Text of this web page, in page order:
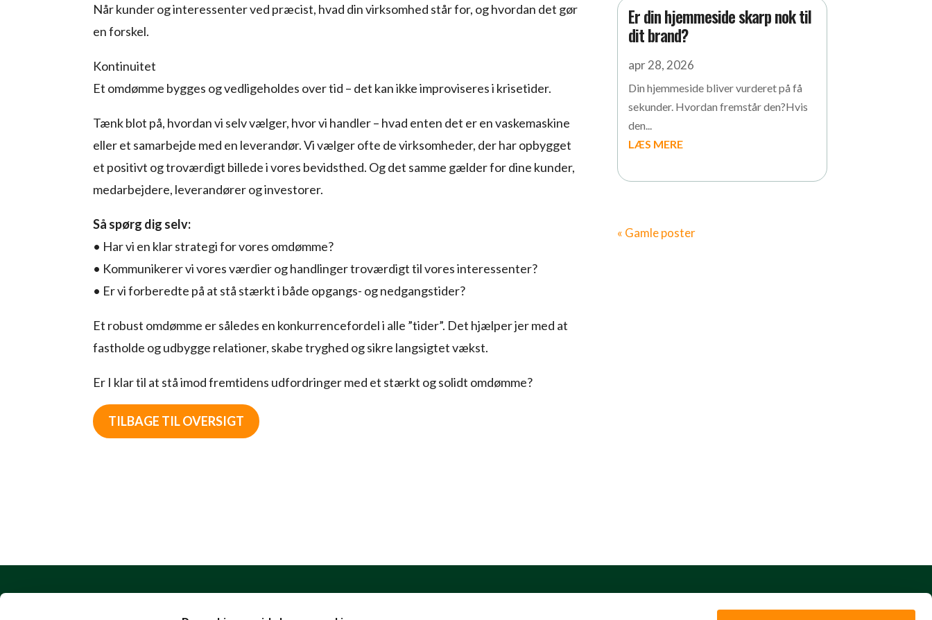
Når kunder og interessenter ved præcist, hvad din virksomhed står for, og hvordan det gør
en forskel.
Kontinuitet
Et omdømme bygges og vedligeholdes over tid – det kan ikke improviseres i krisetider.
Tænk blot på, hvordan vi selv vælger, hvor vi handler – hvad enten det er en vaskemaskine
eller et samarbejde med en leverandør. Vi vælger ofte de virksomheder, der har opbygget
et positivt og troværdigt billede i vores bevidsthed. Og det samme gælder for dine kunder,
medarbejdere, leverandører og investorer.
Så spørg dig selv:
• Har vi en klar strategi for vores omdømme?
• Kommunikerer vi vores værdier og handlinger troværdigt til vores interessenter?
• Er vi forberedte på at stå stærkt i både opgangs- og nedgangstider?
Et robust omdømme er således en konkurrencefordel i alle ”tider”. Det hjælper jer med at
fastholde og udbygge relationer, skabe tryghed og sikre langsigtet vækst.
Er I klar til at stå imod fremtidens udfordringer med et stærkt og solidt omdømme?
TILBAGE TIL OVERSIGT
Er din hjemmeside skarp nok til
dit brand?
apr 28, 2026
Din hjemmeside bliver vurderet på få
sekunder. Hvordan fremstår den?Hvis
den...
LÆS MERE
« Gamle poster